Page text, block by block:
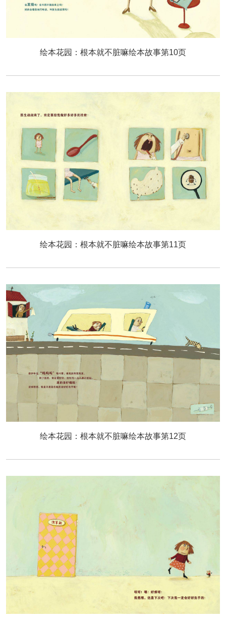
绘本花园：根本就不脏嘛绘本故事第10页
绘本花园：根本就不脏嘛绘本故事第11页
绘本花园：根本就不脏嘛绘本故事第12页